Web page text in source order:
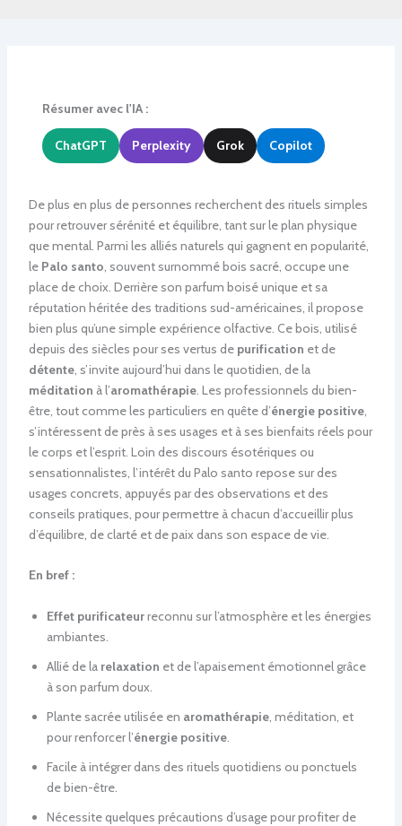
Résumer avec l'IA :
ChatGPT Perplexity Grok Copilot
De plus en plus de personnes recherchent des rituels simples
pour retrouver sérénité et équilibre, tant sur le plan physique
que mental. Parmi les alliés naturels qui gagnent en popularité,
le Palo santo, souvent surnommé bois sacré, occupe une
place de choix. Derrière son parfum boisé unique et sa
réputation héritée des traditions sud-américaines, il propose
bien plus qu’une simple expérience olfactive. Ce bois, utilisé
depuis des siècles pour ses vertus de purification et de
détente, s’invite aujourd’hui dans le quotidien, de la
méditation à l’aromathérapie. Les professionnels du bien-
être, tout comme les particuliers en quête d’énergie positive,
s’intéressent de près à ses usages et à ses bienfaits réels pour
le corps et l’esprit. Loin des discours ésotériques ou
sensationnalistes, l’intérêt du Palo santo repose sur des
usages concrets, appuyés par des observations et des
conseils pratiques, pour permettre à chacun d’accueillir plus
d’équilibre, de clarté et de paix dans son espace de vie.
En bref :
Effet purificateurreconnu sur l’atmosphère et les énergies
ambiantes.
Allié de la relaxation et de l’apaisement émotionnel grâce
à son parfum doux.
Plante sacrée utilisée en aromathérapie, méditation, et
pour renforcer l’énergie positive.
Facile à intégrer dans des rituels quotidiens ou ponctuels
de bien-être.
Nécessite quelques précautions d’usage pour profiter de